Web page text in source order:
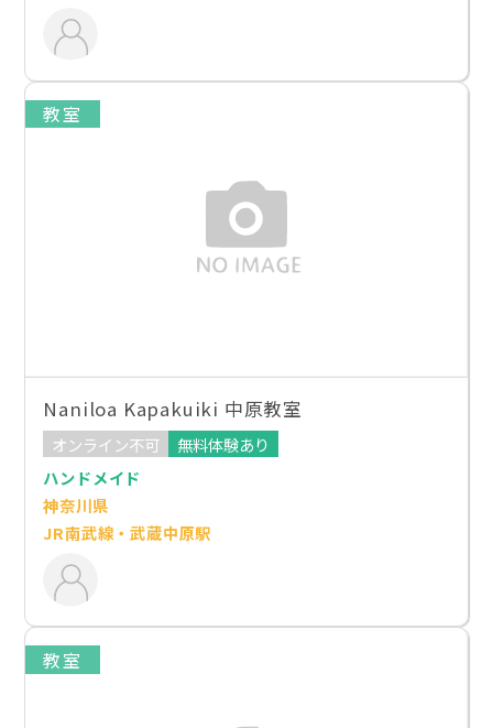
教室
Naniloa Kapakuiki 中原教室
オンライン不可
無料体験あり
ハンドメイド
神奈川県
JR南武線・武蔵中原駅
教室